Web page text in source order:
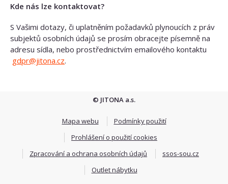
Kde nás lze kontaktovat?
S Vašimi dotazy, či uplatněním požadavků plynoucích z práv
subjektů osobních údajů se prosím obracejte písemně na
adresu sídla, nebo prostřednictvím emailového kontaktu
gdpr@jitona.cz.
© JITONA a.s.
Mapa webu
Podmínky použití
Prohlášení o použití cookies
Zpracování a ochrana osobních údajů
ssos-sou.cz
Outlet nábytku